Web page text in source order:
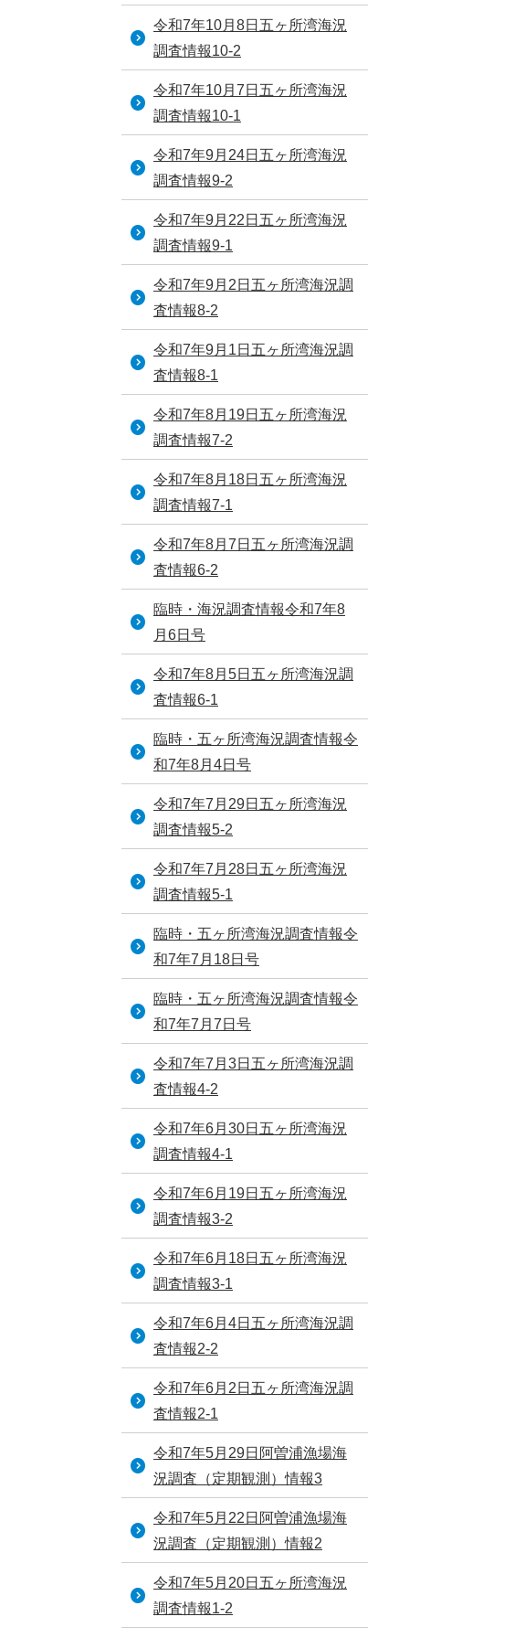
令和7年10月8日五ヶ所湾海況
調査情報10-2
令和7年10月7日五ヶ所湾海況
調査情報10-1
令和7年9月24日五ヶ所湾海況
調査情報9-2
令和7年9月22日五ヶ所湾海況
調査情報9-1
令和7年9月2日五ヶ所湾海況調
査情報8-2
令和7年9月1日五ヶ所湾海況調
査情報8-1
令和7年8月19日五ヶ所湾海況
調査情報7-2
令和7年8月18日五ヶ所湾海況
調査情報7-1
令和7年8月7日五ヶ所湾海況調
査情報6-2
臨時・海況調査情報令和7年8
月6日号
令和7年8月5日五ヶ所湾海況調
査情報6-1
臨時・五ヶ所湾海況調査情報令
和7年8月4日号
令和7年7月29日五ヶ所湾海況
調査情報5-2
令和7年7月28日五ヶ所湾海況
調査情報5-1
臨時・五ヶ所湾海況調査情報令
和7年7月18日号
臨時・五ヶ所湾海況調査情報令
和7年7月7日号
令和7年7月3日五ヶ所湾海況調
査情報4-2
令和7年6月30日五ヶ所湾海況
調査情報4-1
令和7年6月19日五ヶ所湾海況
調査情報3-2
令和7年6月18日五ヶ所湾海況
調査情報3-1
令和7年6月4日五ヶ所湾海況調
査情報2-2
令和7年6月2日五ヶ所湾海況調
査情報2-1
令和7年5月29日阿曽浦漁場海
況調査（定期観測）情報3
令和7年5月22日阿曽浦漁場海
況調査（定期観測）情報2
令和7年5月20日五ヶ所湾海況
調査情報1-2